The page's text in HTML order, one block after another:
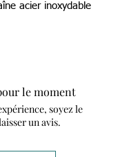
acier inoxydable
le moment
soyez le
un avis.